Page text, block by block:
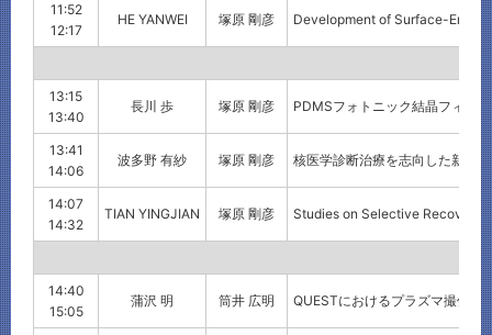
11:52
12:17
HE YANWEI 塚原 剛彦 Development of Surface-
13:15
13:40
長川 歩 塚原 剛彦 PDMSフォトニック結晶フィル
13:41
14:06
波多野 有紗 塚原 剛彦 核医学診断治療を志向した新規
14:07
14:32
TIAN YINGJIAN 塚原 剛彦 Studies on Selective Recovery
14:40
15:05
蒲沢 明 筒井 広明 QUESTにおけるプラズマ撮像か